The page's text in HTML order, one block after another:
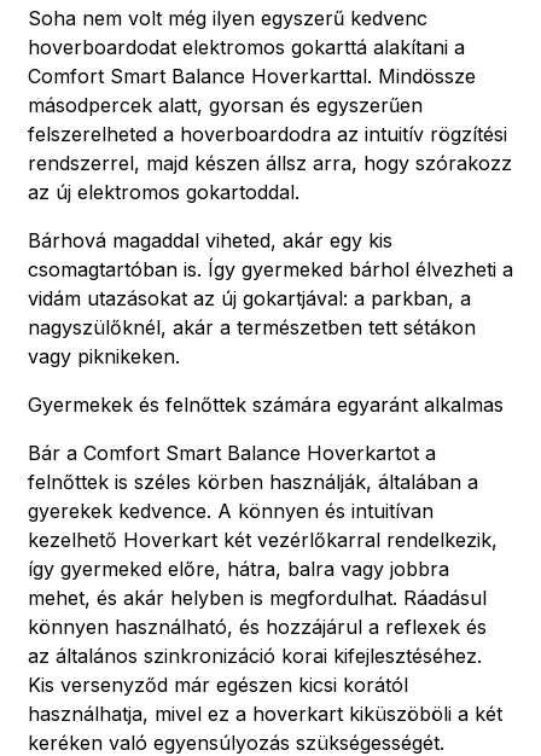
Soha nem volt még ilyen egyszerű kedvenc
hoverboardodat elektromos gokarttá alakítani a
Comfort Smart Balance Hoverkarttal. Mindössze
másodpercek alatt, gyorsan és egyszerűen
felszerelheted a hoverboardodra az intuitív rögzítési
rendszerrel, majd készen állsz arra, hogy szórakozz
az új elektromos gokartoddal.
Bárhová magaddal viheted, akár egy kis
csomagtartóban is. Így gyermeked bárhol élvezheti a
vidám utazásokat az új gokartjával: a parkban, a
nagyszülőknél, akár a természetben tett sétákon
vagy piknikeken.
Gyermekek és felnőttek számára egyaránt alkalmas
Bár a Comfort Smart Balance Hoverkartot a
felnőttek is széles körben használják, általában a
gyerekek kedvence. A könnyen és intuitívan
kezelhető Hoverkart két vezérlőkarral rendelkezik,
így gyermeked előre, hátra, balra vagy jobbra
mehet, és akár helyben is megfordulhat. Ráadásul
könnyen használható, és hozzájárul a reflexek és
az általános szinkronizáció korai kifejlesztéséhez.
Kis versenyződ már egészen kicsi korától
használhatja, mivel ez a hoverkart kiküszöböli a két
keréken való egyensúlyozás szükségességét.